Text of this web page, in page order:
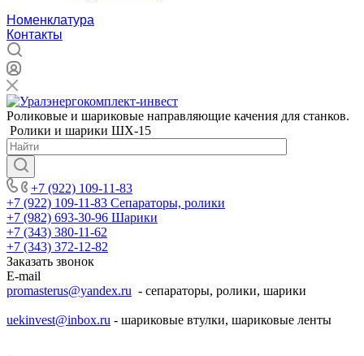
Номенклатура
Контакты
Роликовые и шариковые направляющие качения для станков.
Ролики и шарики ШХ-15
+7 (922) 109-11-83
+7 (922) 109-11-83 Сепараторы, ролики
+7 (982) 693-30-96 Шарики
+7 (343) 380-11-62
+7 (343) 372-12-82
Заказать звонок
E-mail
promasterus@yandex.ru - сепараторы, ролики, шарики
uekinvest@inbox.ru - шариковые втулки, шариковые ленты